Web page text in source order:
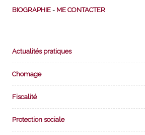
BIOGRAPHIE - ME CONTACTER
Actualités pratiques
Chomage
Fiscalité
Protection sociale